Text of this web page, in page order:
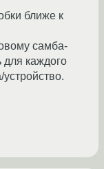
ближе к
самба-
для каждого